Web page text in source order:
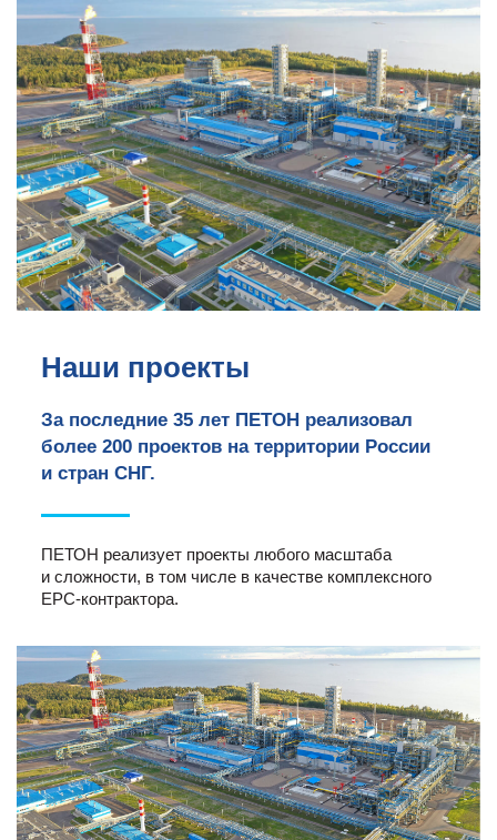
Наши проекты
За последние 35 лет ПЕТОН реализовал
более 200 проектов на территории России
и стран СНГ.
ПЕТОН реализует проекты любого масштаба
и сложности, в том числе в качестве комплексного
ЕРС-контрактора.